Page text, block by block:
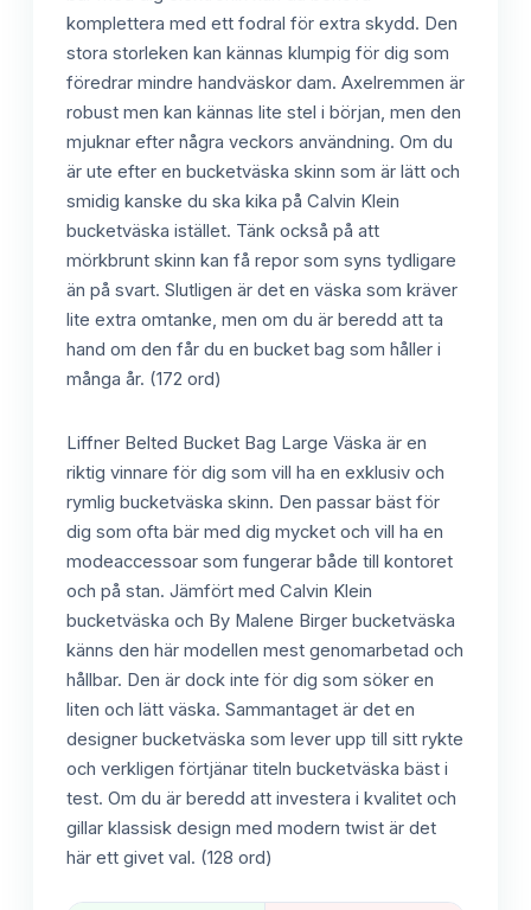
komplettera med ett fodral för extra skydd. Den
stora storleken kan kännas klumpig för dig som
föredrar mindre handväskor dam. Axelremmen är
robust men kan kännas lite stel i början, men den
mjuknar efter några veckors användning. Om du
är ute efter en bucketväska skinn som är lätt och
smidig kanske du ska kika på Calvin Klein
bucketväska istället. Tänk också på att
mörkbrunt skinn kan få repor som syns tydligare
än på svart. Slutligen är det en väska som kräver
lite extra omtanke, men om du är beredd att ta
hand om den får du en bucket bag som håller i
många år. (172 ord)
Liffner Belted Bucket Bag Large Väska är en
riktig vinnare för dig som vill ha en exklusiv och
rymlig bucketväska skinn. Den passar bäst för
dig som ofta bär med dig mycket och vill ha en
modeaccessoar som fungerar både till kontoret
och på stan. Jämfört med Calvin Klein
bucketväska och By Malene Birger bucketväska
känns den här modellen mest genomarbetad och
hållbar. Den är dock inte för dig som söker en
liten och lätt väska. Sammantaget är det en
designer bucketväska som lever upp till sitt rykte
och verkligen förtjänar titeln bucketväska bäst i
test. Om du är beredd att investera i kvalitet och
gillar klassisk design med modern twist är det
här ett givet val. (128 ord)